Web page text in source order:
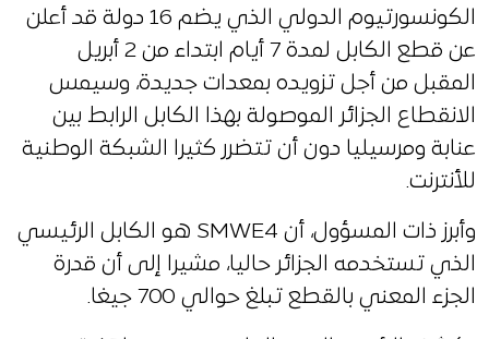
الكونسورتيوم الدولي الذي يضم 16 دولة قد أعلن
عن قطع الكابل لمدة 7 أيام ابتداء من 2 أبريل
المقبل من أجل تزويده بمعدات جديدة، وسيمس
الانقطاع الجزائر الموصولة بهذا الكابل الرابط بين
عنابة ومرسيليا دون أن تتضرر كثيرا الشبكة الوطنية
للأنترنت.
وأبرز ذات المسؤول، أن SMWE4 هو الكابل الرئيسي
الذي تستخدمه الجزائر حاليا، مشيرا إلى أن قدرة
الجزء المعني بالقطع تبلغ حوالي 700 جيغا.